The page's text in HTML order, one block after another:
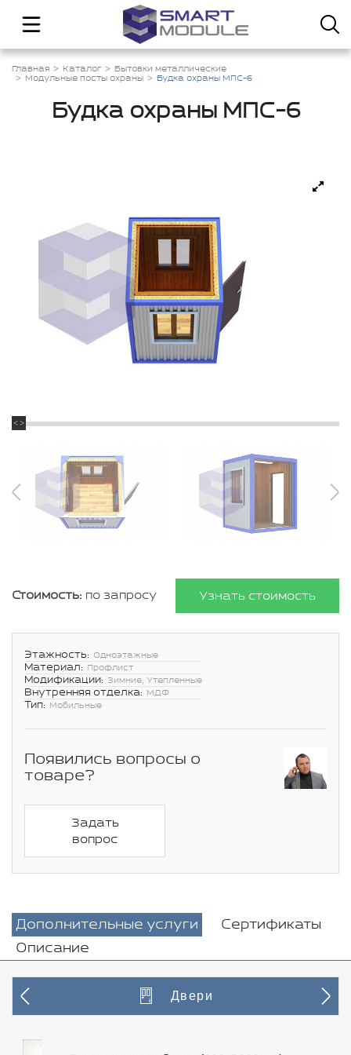
Главная Каталог
Бытовки металлические
Модульные посты охраны
Будка охраны МПС-6
Будка охраны МПС-6
Стоимость: по запросу Узнать стоимость
Этажность: Одноэтажные
Материал: Профлист
Модификации: Зимние, Утепленные
Внутренняя отделка: МДФ
Тип: Мобильные
Появились вопросы о
товаре?
Задать
вопрос
Дополнительные услуги
Сертификаты
Описание
Двери